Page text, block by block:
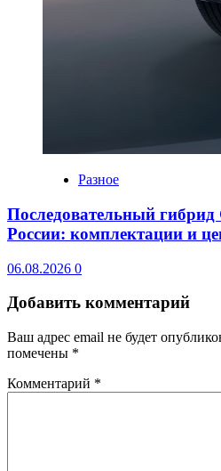
Разное
Последовательный
России: комплектации и
06.08.2026 0
Добавить комментарий
Ваш адрес email не будет
помечены *
Комментарий *